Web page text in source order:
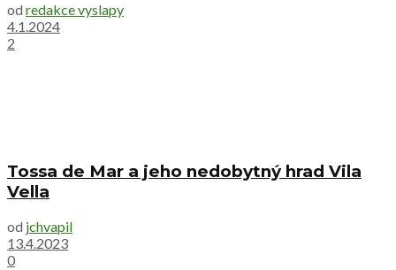
od redakce vyslapy
4.1.2024
2
Tossa de Mar a jeho nedobytný hrad Vila
Vella
od jchvapil
13.4.2023
0